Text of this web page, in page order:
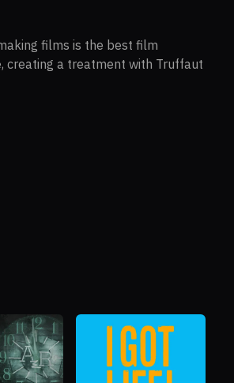
films is the best film
creating a treatment with Truffaut